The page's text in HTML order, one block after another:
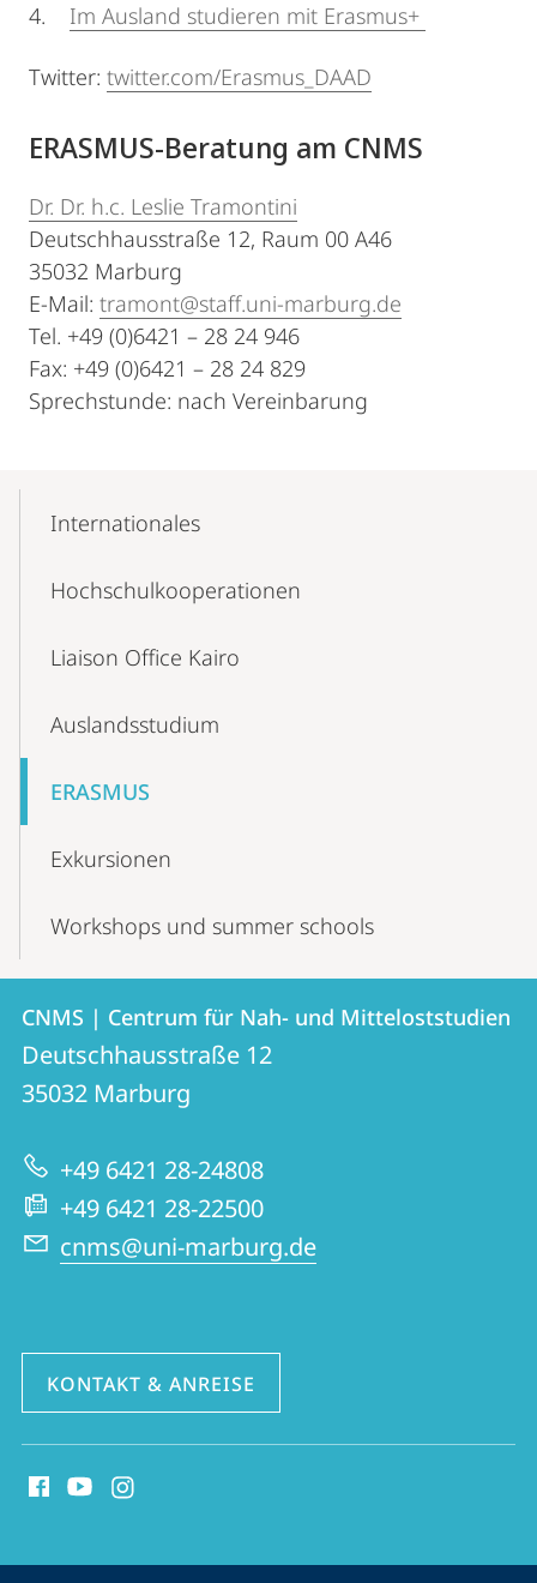
4. Im Ausland studieren mit Erasmus+
Twitter: twitter.com/Erasmus_DAAD
ERASMUS-Beratung am CNMS
Dr. Dr. h.c. Leslie Tramontini
Deutschhausstraße 12, Raum 00 A46
35032 Marburg
E-Mail: tramont@staff.uni-marburg.de
Tel. +49 (0)6421 – 28 24 946
Fax: +49 (0)6421 – 28 24 829
Sprechstunde: nach Vereinbarung
NavigationInternationales
Hochschul­kooperationen
Liaison Office Kairo
Auslandsstudium
ERASMUS
Exkursionen
Workshops und summer schools
Kontakt
und
Informationen
zur
Website
Kontaktinformationen
CNMS
|
Centrum
für
Nah-
und
Mitteloststudien
CNMS | Centrum für Nah- und Mitteloststudien
Deutschhausstraße 12
35032 Marburg
+49 6421 28-24808
+49 6421 28-22500
cnms@uni-marburg.de
KONTAKT & ANREISE
Media